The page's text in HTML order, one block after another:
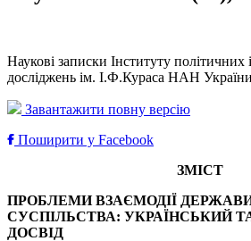
Наукові записки Інституту політичних
досліджень ім. І.Ф.Кураса НАН
Завантажити повну версію
Поширити у Facebook
ЗМІСТ
ПРОБЛЕМИ ВЗАЄМОДІЇ
СУСПІЛЬСТВА: УКРАЇНСЬКИЙ
ДОСВІД